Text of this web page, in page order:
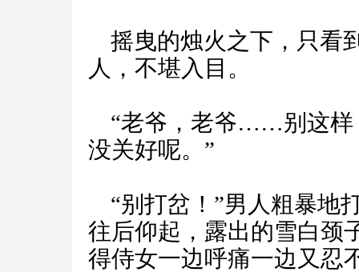
摇曳的烛火之下，只看
人，不堪入目。
“老爷，老爷……别这样
没关好呢。”
“别打岔！”男人粗暴地
往后仰起，露出的雪白颈
得侍女一边呼痛一边又忍